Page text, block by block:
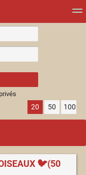
20 50 100
🐦(50